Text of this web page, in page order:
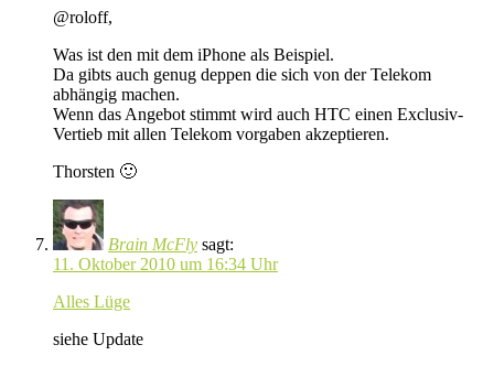
@roloff,
Was ist den mit dem iPhone als Beispiel.
Da gibts auch genug deppen die sich von der Telekom
abhängig machen.
Wenn das Angebot stimmt wird auch HTC einen Exclusiv-
Vertieb mit allen Telekom vorgaben akzeptieren.
Thorsten 🙂
Brain McFly sagt:
11. Oktober 2010 um 16:34 Uhr
Alles Lüge
siehe Update